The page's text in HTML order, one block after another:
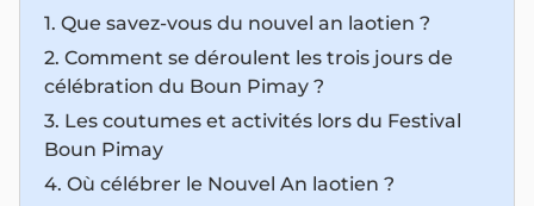
1. Que savez-vous du nouvel an laotien ?
2. Comment se déroulent les trois jours de
célébration du Boun Pimay ?
3. Les coutumes et activités lors du Festival
Boun Pimay
4. Où célébrer le Nouvel An laotien ?